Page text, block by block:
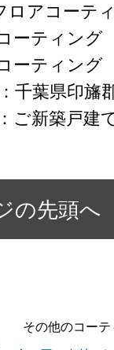
ロアコーテ
ーティング
ーティング
千葉県印旛
ご新築戸建
の先頭へ
その他のコー